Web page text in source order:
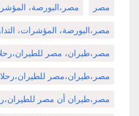
مصر مصر،البورصة،
مصر،البورصة، المؤشرات،
مصر،طيران، مصر
مصر،طيران،مصر
مصر،طيران أن مصر